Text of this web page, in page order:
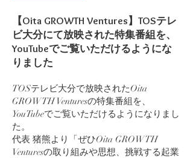
【Oita GROWTH Ventures】TOSテレ
ビ大分にて放映された特集番組を、
YouTubeでご覧いただけるようにな
りました
TOSテレビ大分で放映されたOita
GROWTH Venturesの特集番組を、
YouTubeでご覧いただけるようになりまし
た。
代表 猪熊より「ぜひOita GROWTH
Venturesの取り組みや思想、挑戦する起業